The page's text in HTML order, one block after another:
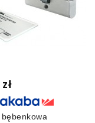
bębenkowa